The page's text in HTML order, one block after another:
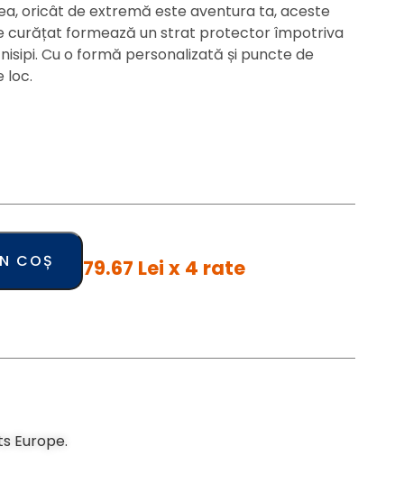
oricât de extremă este aventura ta, aceste
curățat formează un strat protector împotriva
Cu o formă personalizată și puncte de
loc.
COȘ 79.67 Lei x 4 rate
Europe.